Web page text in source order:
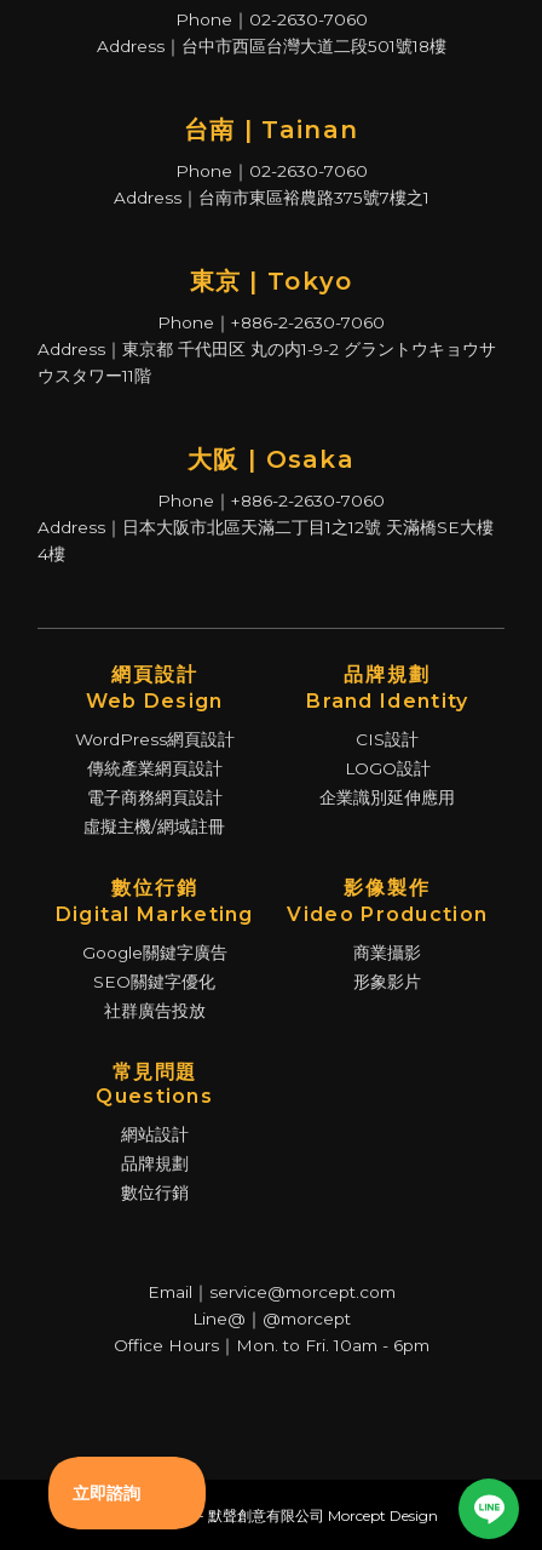
Phone｜02-2630-7060
Address｜台中市西區台灣大道二段501號18樓
台南 | Tainan
Phone｜02-2630-7060
Address｜台南市東區裕農路375號7樓之1
東京 | Tokyo
Phone｜+886-2-2630-7060
Address｜東京都 千代田区 丸の内1-9-2 グラントウキョウサ
ウスタワー11階
大阪 | Osaka
Phone｜+886-2-2630-7060
Address｜日本大阪市北區天滿二丁目1之12號 天滿橋SE大樓
4樓
網頁設計
Web Design
WordPress網頁設計
傳統產業網頁設計
電子商務網頁設計
虛擬主機/網域註冊
品牌規劃
Brand Identity
CIS設計
LOGO設計
企業識別延伸應用
數位行銷
Digital Marketing
Google關鍵字廣告
SEO關鍵字優化
社群廣告投放
影像製作
Video Production
商業攝影
形象影片
常見問題
Questions
網站設計
品牌規劃
數位行銷
Email｜service@morcept.com
Line@｜@morcept
Office Hours｜Mon. to Fri. 10am - 6pm
© Copyright - 默聲創意有限公司 Morcept Design